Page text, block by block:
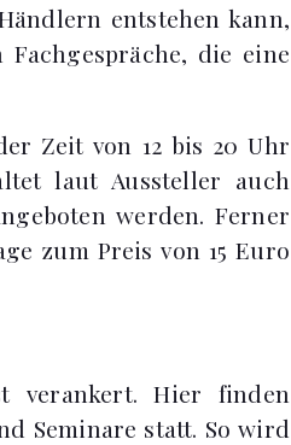
entstehen kann,
die eine
Zeit von 12 bis 20 Uhr
laut Aussteller auch
werden. Ferner
zum Preis von 15 Euro
verankert. Hier finden
Seminare statt. So wird